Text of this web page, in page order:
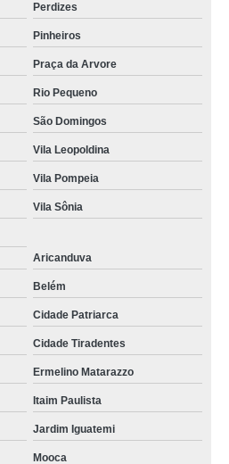
Perdizes
Pinheiros
Praça da Arvore
Rio Pequeno
São Domingos
Vila Leopoldina
Vila Pompeia
Vila Sônia
Aricanduva
Belém
Cidade Patriarca
Cidade Tiradentes
Ermelino Matarazzo
Itaim Paulista
Jardim Iguatemi
Mooca